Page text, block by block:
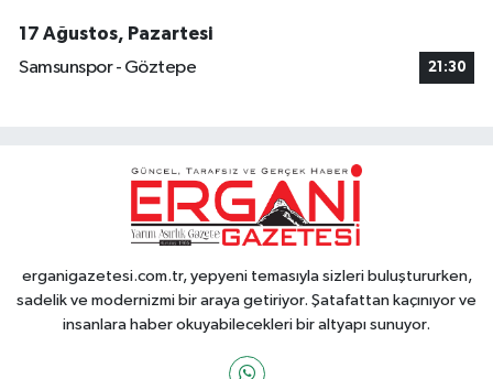
17 Ağustos, Pazartesi
Samsunspor - Göztepe
21:30
erganigazetesi.com.tr, yepyeni temasıyla sizleri buluştururken,
sadelik ve modernizmi bir araya getiriyor. Şatafattan kaçınıyor ve
insanlara haber okuyabilecekleri bir altyapı sunuyor.